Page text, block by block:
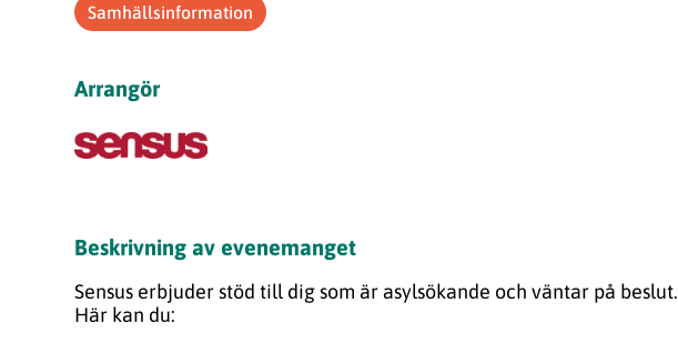
Samhällsinformation
Arrangör
Beskrivning av evenemanget
Sensus erbjuder stöd till dig som är asylsökande och väntar på beslut.
Här kan du: